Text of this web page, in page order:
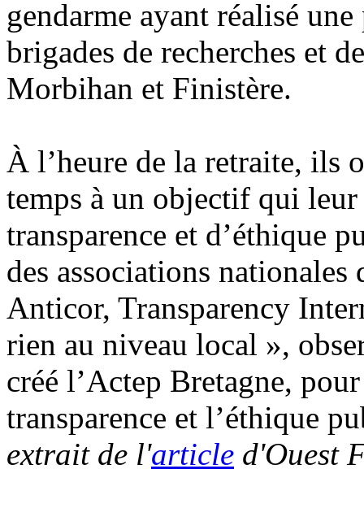
gendarme ayant réalisé
brigades de recherches et
Morbihan et Finistère.
À l’heure de la retraite, ils
temps à un objectif qui
transparence et d’éthique
des associations
Anticor, Transparency
rien au niveau local »,
créé l’Actep Bretagne,
transparence et l’éthique
extrait de l'article d'Ouest